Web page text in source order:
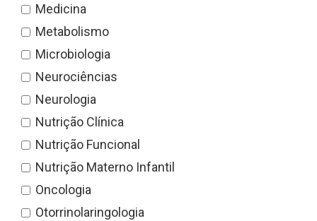
Medicina
Metabolismo
Microbiologia
Neurociências
Neurologia
Nutrição Clínica
Nutrição Funcional
Nutrição Materno Infantil
Oncologia
Otorrinolaringologia